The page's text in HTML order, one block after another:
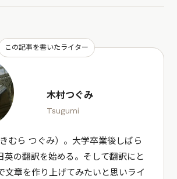
この記事を書いたライター
木村つぐみ
Tsugumi
むら つぐみ）。大学卒業後しばら
英の翻訳を始める。そして翻訳にと
文章を作り上げてみたいと思いライ